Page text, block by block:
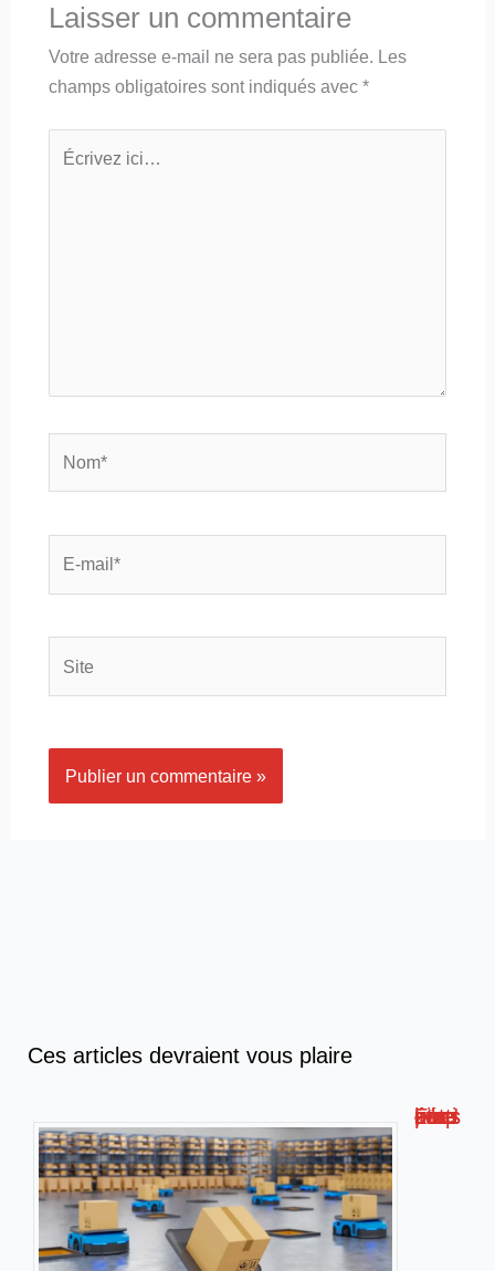
Laisser un commentaire
Votre adresse e-mail ne sera pas publiée. Les
champs obligatoires sont indiqués avec *
Ces articles devraient vous plaire
Formation livreur amazon : compétences, étapes et conseils !